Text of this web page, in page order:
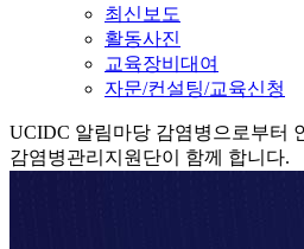
최신보도
활동사진
교육장비대여
자문/컨설팅/교육신청
UCIDC 알림마당 감염병으로부터
감염병관리지원단이 함께 합니다.